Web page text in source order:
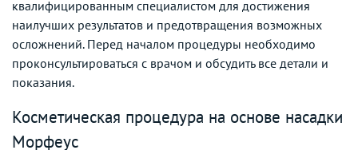
квалифицированным специалистом для достижения
наилучших результатов и предотвращения возможных
осложнений. Перед началом процедуры необходимо
проконсультироваться с врачом и обсудить все детали и
показания.
Косметическая процедура на основе насадки
Морфеус